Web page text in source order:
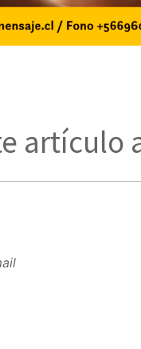
artículo